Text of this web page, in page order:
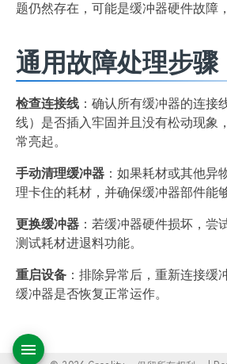
题仍然存在，可能是缓冲器硬件故障
通用故障处理步骤
检查连接线 ：确认所有缓冲器的连接
线）是否插入牢固并且没有松动现象
常亮起。
手动清理缓冲器 ：如果耗材或其他异
理卡住的耗材，并确保缓冲器部件能
更换缓冲器 ：若缓冲器硬件损坏，尝
测试耗材进退料功能。
重启设备 ：排除异常后，重新连接缓
缓冲器是否恢复正常运作。